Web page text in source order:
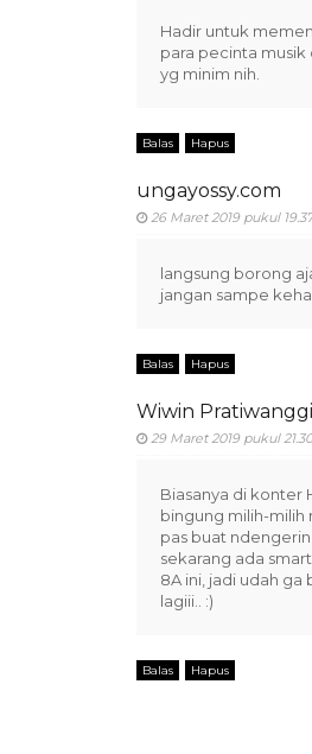
Hadir untuk
para pecinta
yg minim nih.
Balas Hapus
ungayossy.com
26 Maret 2019 pukul 19.37
langsung borong
jangan sampe
Balas Hapus
Wiwin
29 Maret 2019 pukul 21.30
Biasanya di konter
bingung milih-milih
pas buat
sekarang ada
8A ini, jadi udah
lagiii.. :)
Balas Hapus